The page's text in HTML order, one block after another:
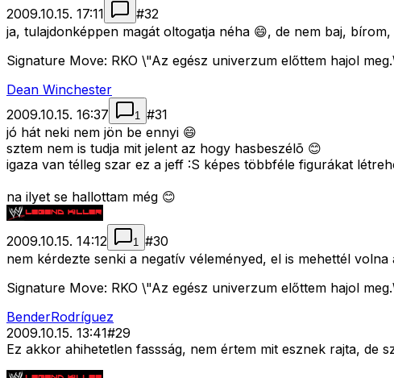
2009.10.15. 17:11 #32
ja, tulajdonképpen magát oltogatja néha 😄, de nem baj, bírom,
Signature Move: RKO \"Az egész univerzum előttem hajol
Dean Winchester
2009.10.15. 16:37
1 #31
jó hát neki nem jön be ennyi 😄
sztem nem is tudja mit jelent az hogy hasbeszélõ 😊
igaza van télleg szar ez a jeff :S képes többféle figurákat
na ilyet se hallottam még 😊
2009.10.15. 14:12 1 #30
nem kérdezte senki a negatív véleményed, el is mehettél
Signature Move: RKO \"Az egész univerzum előttem hajol
BenderRodríguez
2009.10.15. 13:41#29
Ez akkor ahihetetlen fassság, nem értem mit esznek rajta, de